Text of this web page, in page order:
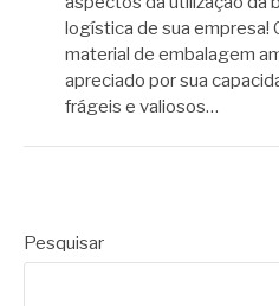
logística de sua empresa!
material de embalagem
apreciado por sua
frágeis e valiosos…
Pesquisar